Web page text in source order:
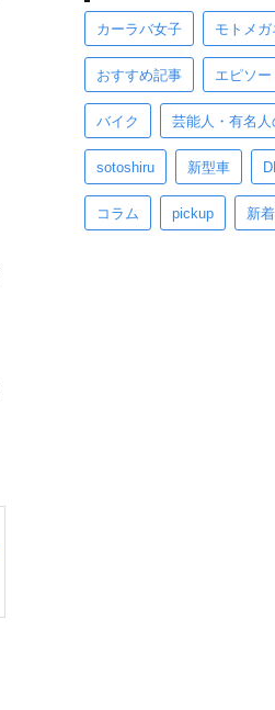
カーラバ女子 モトメ
おすすめ記事 エピソー
バイク 芸能人・有名人
sotoshiru 新型車
コラム pickup 新着